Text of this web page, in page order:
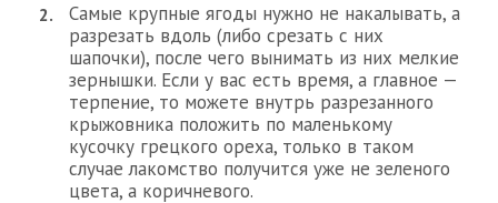
Самые крупные ягоды нужно не накалывать, а
разрезать вдоль (либо срезать с них
шапочки), после чего вынимать из них мелкие
зернышки. Если у вас есть время, а главное —
терпение, то можете внутрь разрезанного
крыжовника положить по маленькому
кусочку грецкого ореха, только в таком
случае лакомство получится уже не зеленого
цвета, а коричневого.